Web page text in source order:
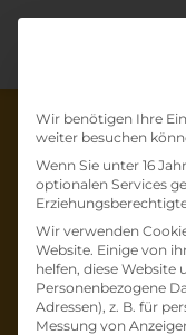
Die
besetzt!
Die Lehrstelle
Wir benötigen Ihre
weiter besuchen
Wenn Sie unter 16
optionalen Services
Wir verwenden
Website. Einige von
helfen, diese Website
Personenbezogene
Adressen), z. B. für
Messung von